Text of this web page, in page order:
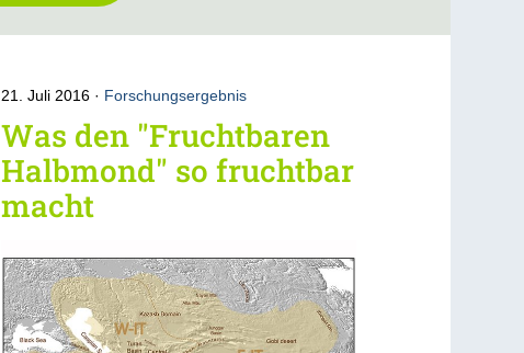
21. Juli 2016 Forschungsergebnis
Was den "Fruchtbaren
Halbmond" so fruchtbar
macht